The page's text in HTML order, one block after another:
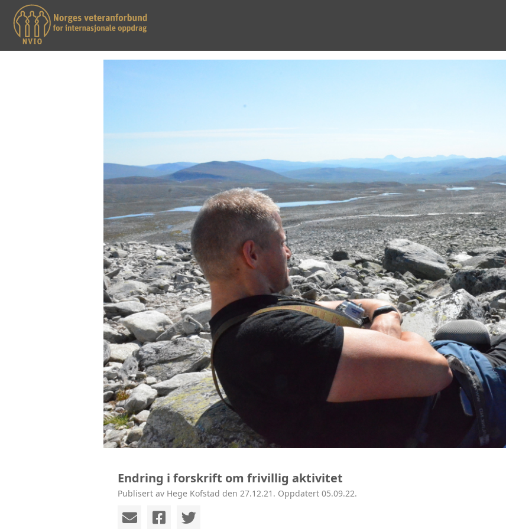
Endring i forskrift om frivillig aktivitet
Publisert av Hege Kofstad den 27.12.21. Oppdatert 05.09.22.